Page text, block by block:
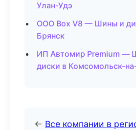
Улан-Удэ
ООО Box V8 — Шины и
Брянск
ИП Автомир Premium —
диски в Комсомольск-
← Все компании в